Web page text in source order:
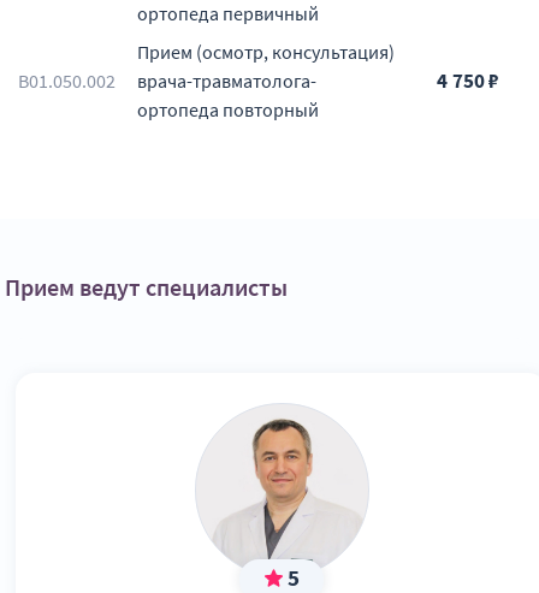
ортопеда первичный
B01.050.002
Прием (осмотр, консультация)
врача-травматолога-
ортопеда повторный
4 750 ₽
Прием ведут специалисты
5